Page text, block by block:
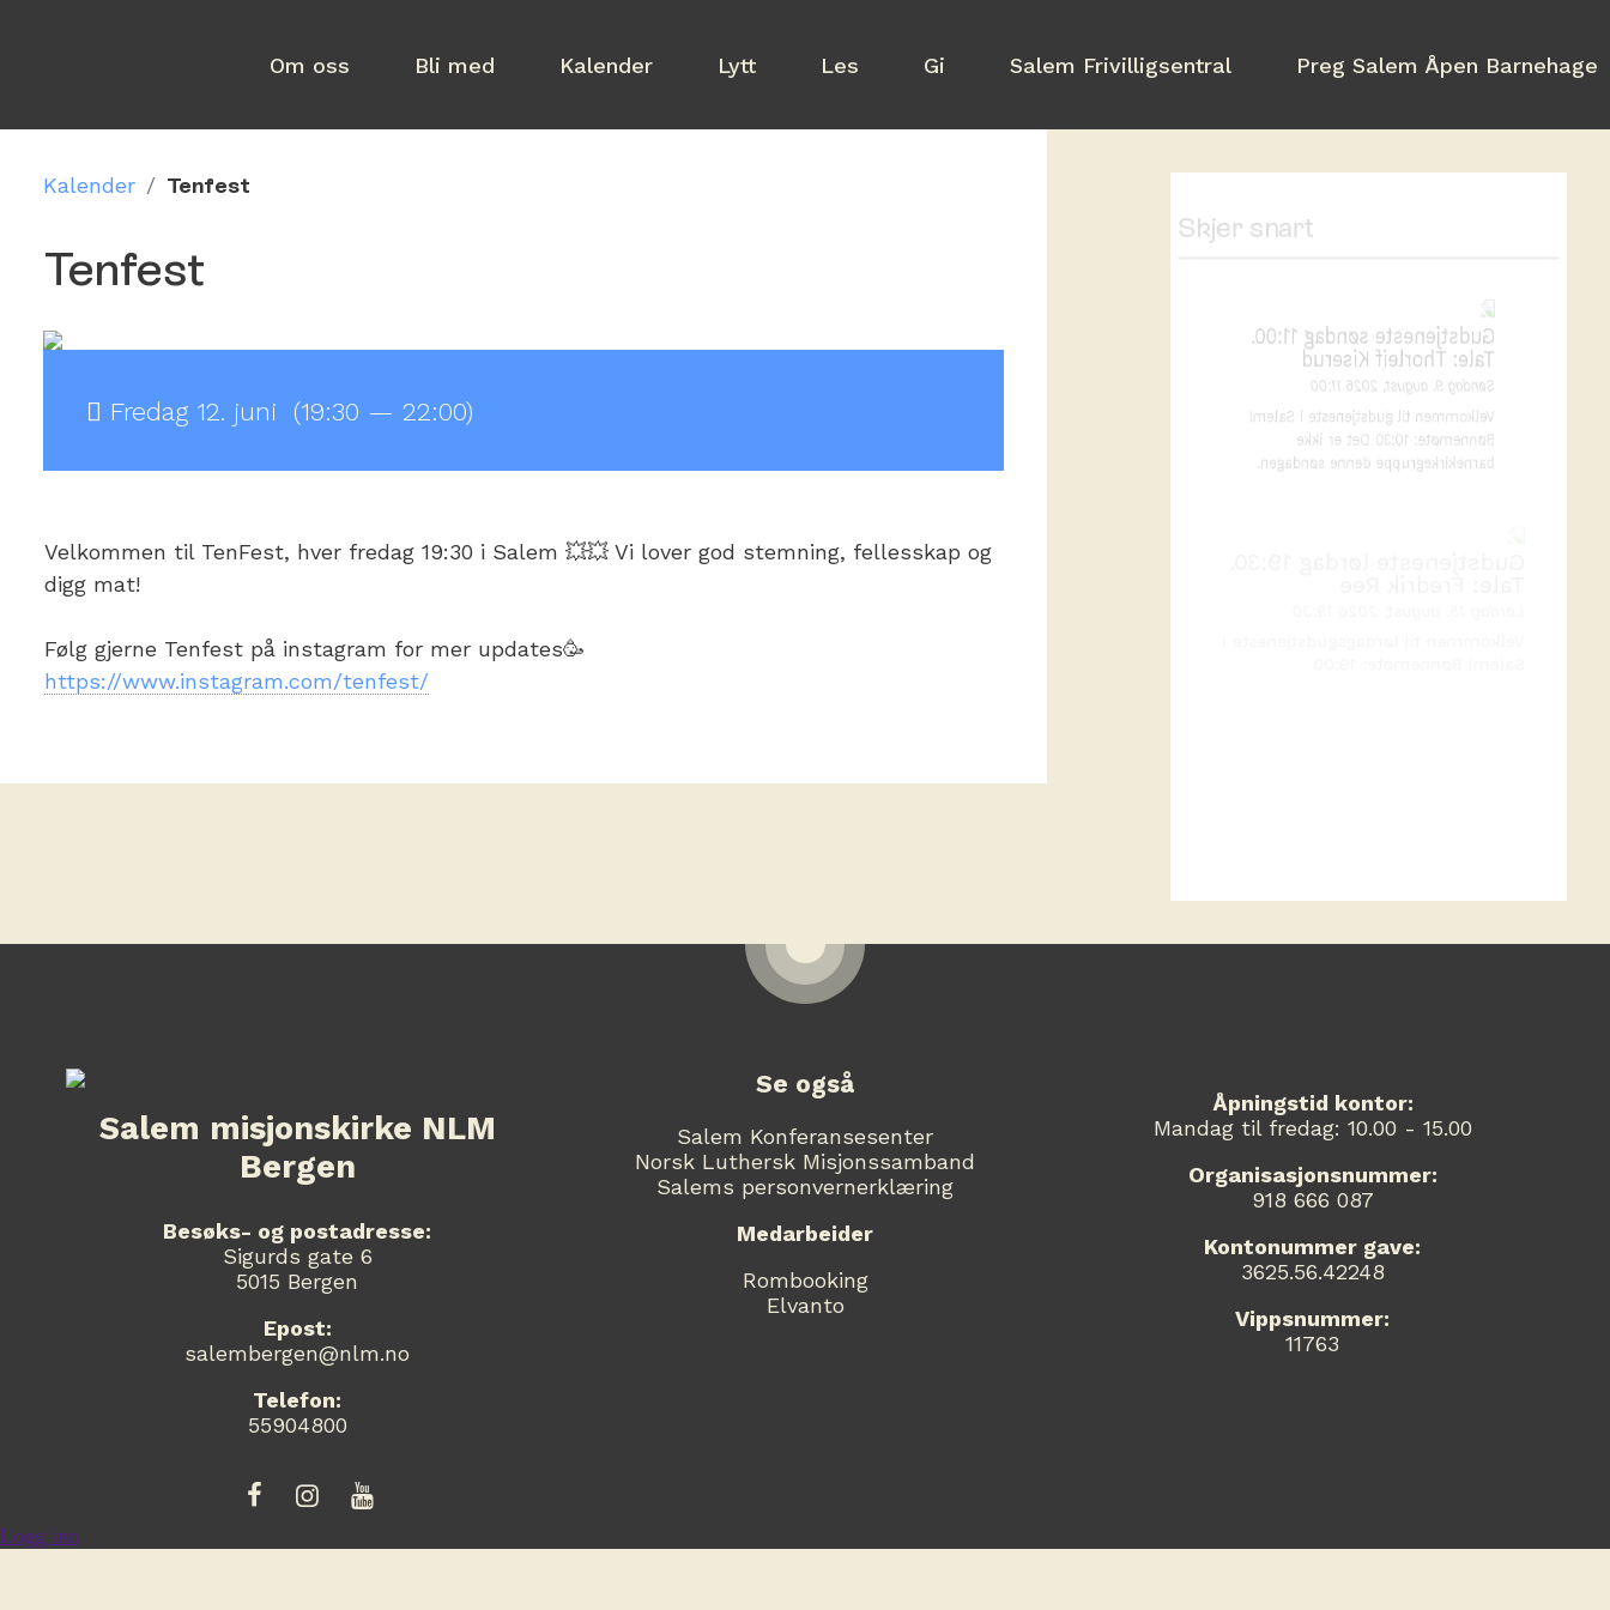
Om oss Bli med Kalender Lytt Les Gi Salem Frivilligsentral Preg Salem Åpen Barnehage
Kalender / Tenfest
Tenfest
Fredag 12. juni (19:30 — 22:00)
Velkommen til TenFest, hver fredag 19:30 i Salem 💥💥 Vi lover god stemning, fellesskap og
digg mat!
Følg gjerne Tenfest på instagram for mer updates🥳
https://www.instagram.com/tenfest/
Skjer snart
Gudstjeneste søndag 11:00.
Tale: Thorleif Kiserud
Søndag 9. august, 2026 11:00
Velkommen til gudstjeneste i Salem!
Bønnemøte: 10:30 Det er ikke
barnekirkegruppe denne søndagen.
Salem misjonskirke NLM
Bergen
Besøks- og postadresse:
Sigurds gate 6
5015 Bergen
Epost:
salembergen@nlm.no
Telefon:
55904800
Se også
Salem Konferansesenter
Norsk Luthersk Misjonssamband
Salems personvernerklæring
Medarbeider
Rombooking
Elvanto
Åpningstid kontor:
Mandag til fredag: 10.00 - 15.00
Organisasjonsnummer:
918 666 087
Kontonummer gave:
3625.56.42248
Vippsnummer:
11763
Logg inn